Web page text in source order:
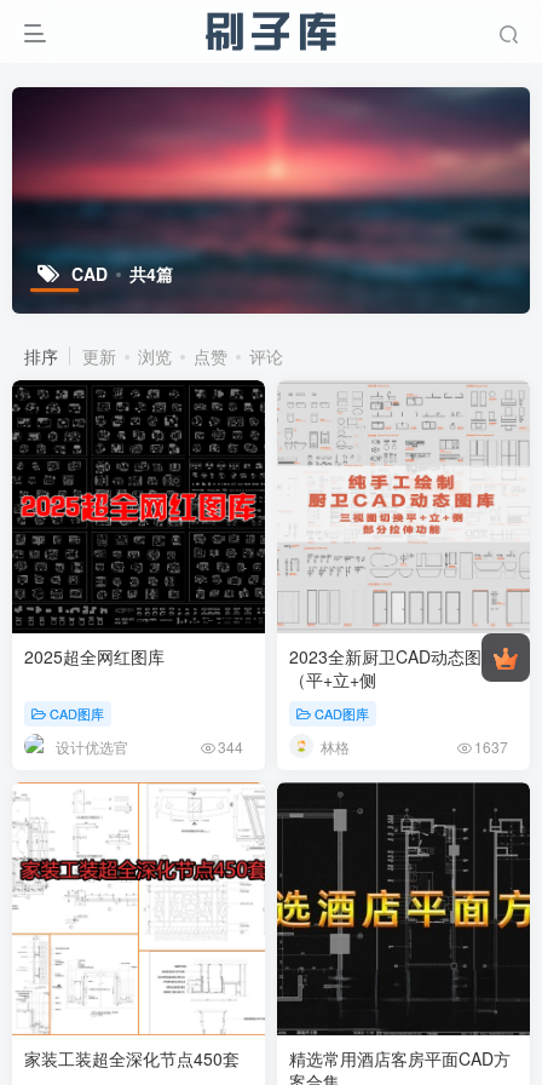
CAD 共4篇
排序 更新 浏览 点赞 评论
2025超全网红图库
CAD图库
设计优选官 344
2023全新厨卫CAD动态图库
（平+立+侧
CAD图库
林格 1637
家装工装超全深化节点450套
精选常用酒店客房平面CAD方